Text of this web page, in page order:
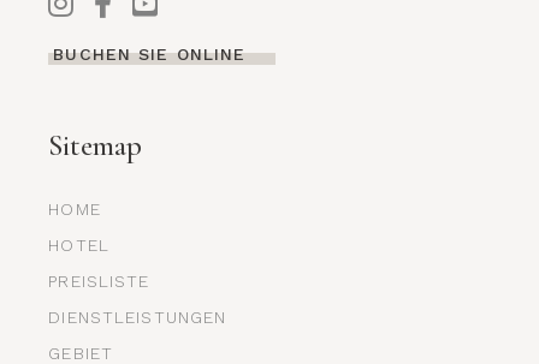
BUCHEN SIE ONLINE
Sitemap
HOME
HOTEL
PREISLISTE
DIENSTLEISTUNGEN
GEBIET